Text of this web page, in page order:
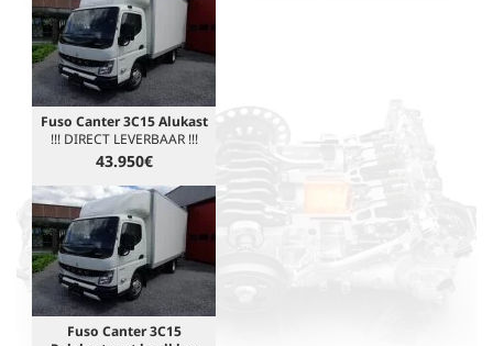
Fuso Canter 3C15 Alukast
!!! DIRECT LEVERBAAR !!!
43.950€
Fuso Canter 3C15